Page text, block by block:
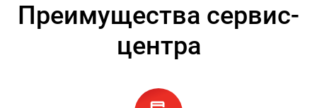
Преимущества сервис-
центра